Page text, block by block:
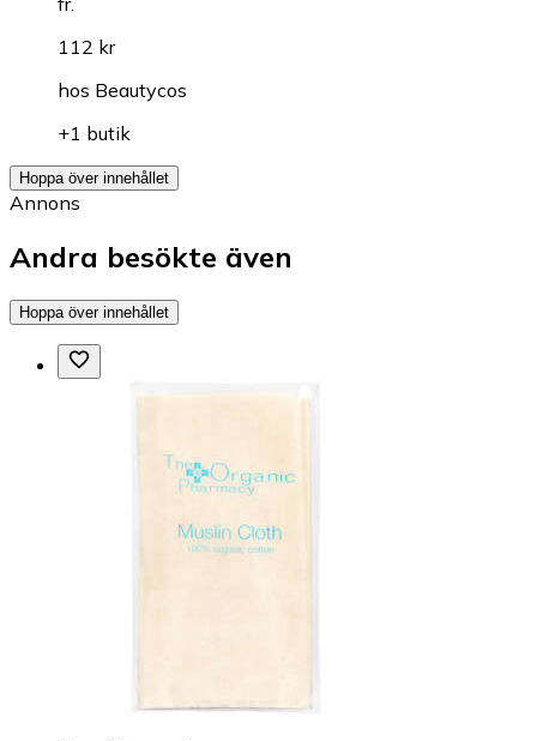
112 kr
hos Beautycos
+1 butik
Hoppa över innehållet
Annons
Andra besökte även
Hoppa över innehållet